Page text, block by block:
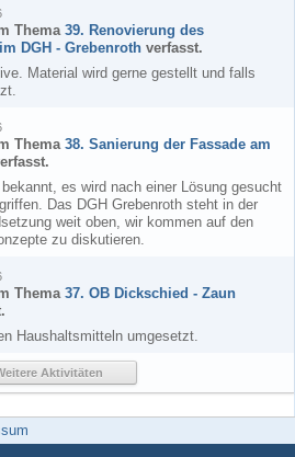
Thema 39. Renovierung des
DGH - Grebenroth verfasst.
Material wird gerne gestellt und falls
Thema 38. Sanierung der Fassade am
es wird nach einer Lösung gesucht
Das DGH Grebenroth steht in der
weit oben, wir kommen auf den
zu diskutieren.
Thema 37. OB Dickschied - Zaun
Haushaltsmitteln umgesetzt.
Aktivitäten